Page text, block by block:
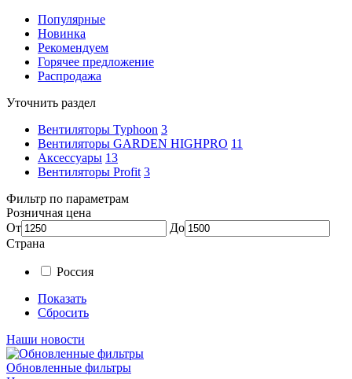
Популярные
Новинка
Рекомендуем
Горячее предложение
Распродажа
Уточнить раздел
Вентиляторы Typhoon 3
Вентиляторы GARDEN HIGHPRO 11
Аксессуары 13
Вентиляторы Profit 3
Фильтр по параметрам
Розничная цена
От
До
Страна
Россия
Показать
Сбросить
Наши новости
Обновленные фильтры